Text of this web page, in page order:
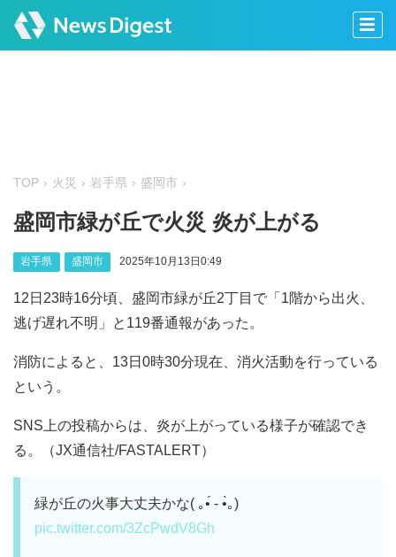
TOP 火災 岩手県 盛岡市
盛岡市緑が丘で火災 炎が上がる
岩手県 盛岡市 2025年10月13日0:49
12日23時16分頃、盛岡市緑が丘2丁目で「1階から出火、
逃げ遅れ不明」と119番通報があった。
消防によると、13日0時30分現在、消火活動を行っている
という。
SNS上の投稿からは、炎が上がっている様子が確認でき
る。（JX通信社/FASTALERT）
緑が丘の火事大丈夫かな( ｡•́ - •̀｡)
pic.twitter.com/3ZcPwdV8Gh